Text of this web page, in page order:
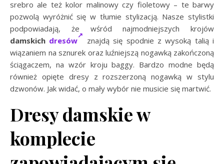
srebro ale też kolor malinowy czy fioletowy – te barwy
pozwolą wyróżnić się w tłumie stylizacją. Nasze stylistki
podpowiadają, że wśród najmodniejszych krojów
damskich dresów
znajdą się spodnie z wysoką talią i
wiązaniem na sznurek oraz luźniejszą nogawką zakończoną
ściągaczem, na wzór kroju baggy. Bardzo modne będą
również opięte dresy z rozszerzoną nogawką w stylu
dzwonów. Jak widać, o mały wybór nie musicie się martwić.
Dresy damskie w
komplecie